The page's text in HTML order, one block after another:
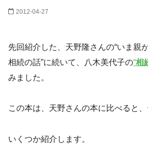
2012-04-27
先回紹介した、天野隆さんの“いま親
相続の話”に続いて、八木美代子の“相
みました。
この本は、天野さんの本に比べると、
いくつか紹介します。